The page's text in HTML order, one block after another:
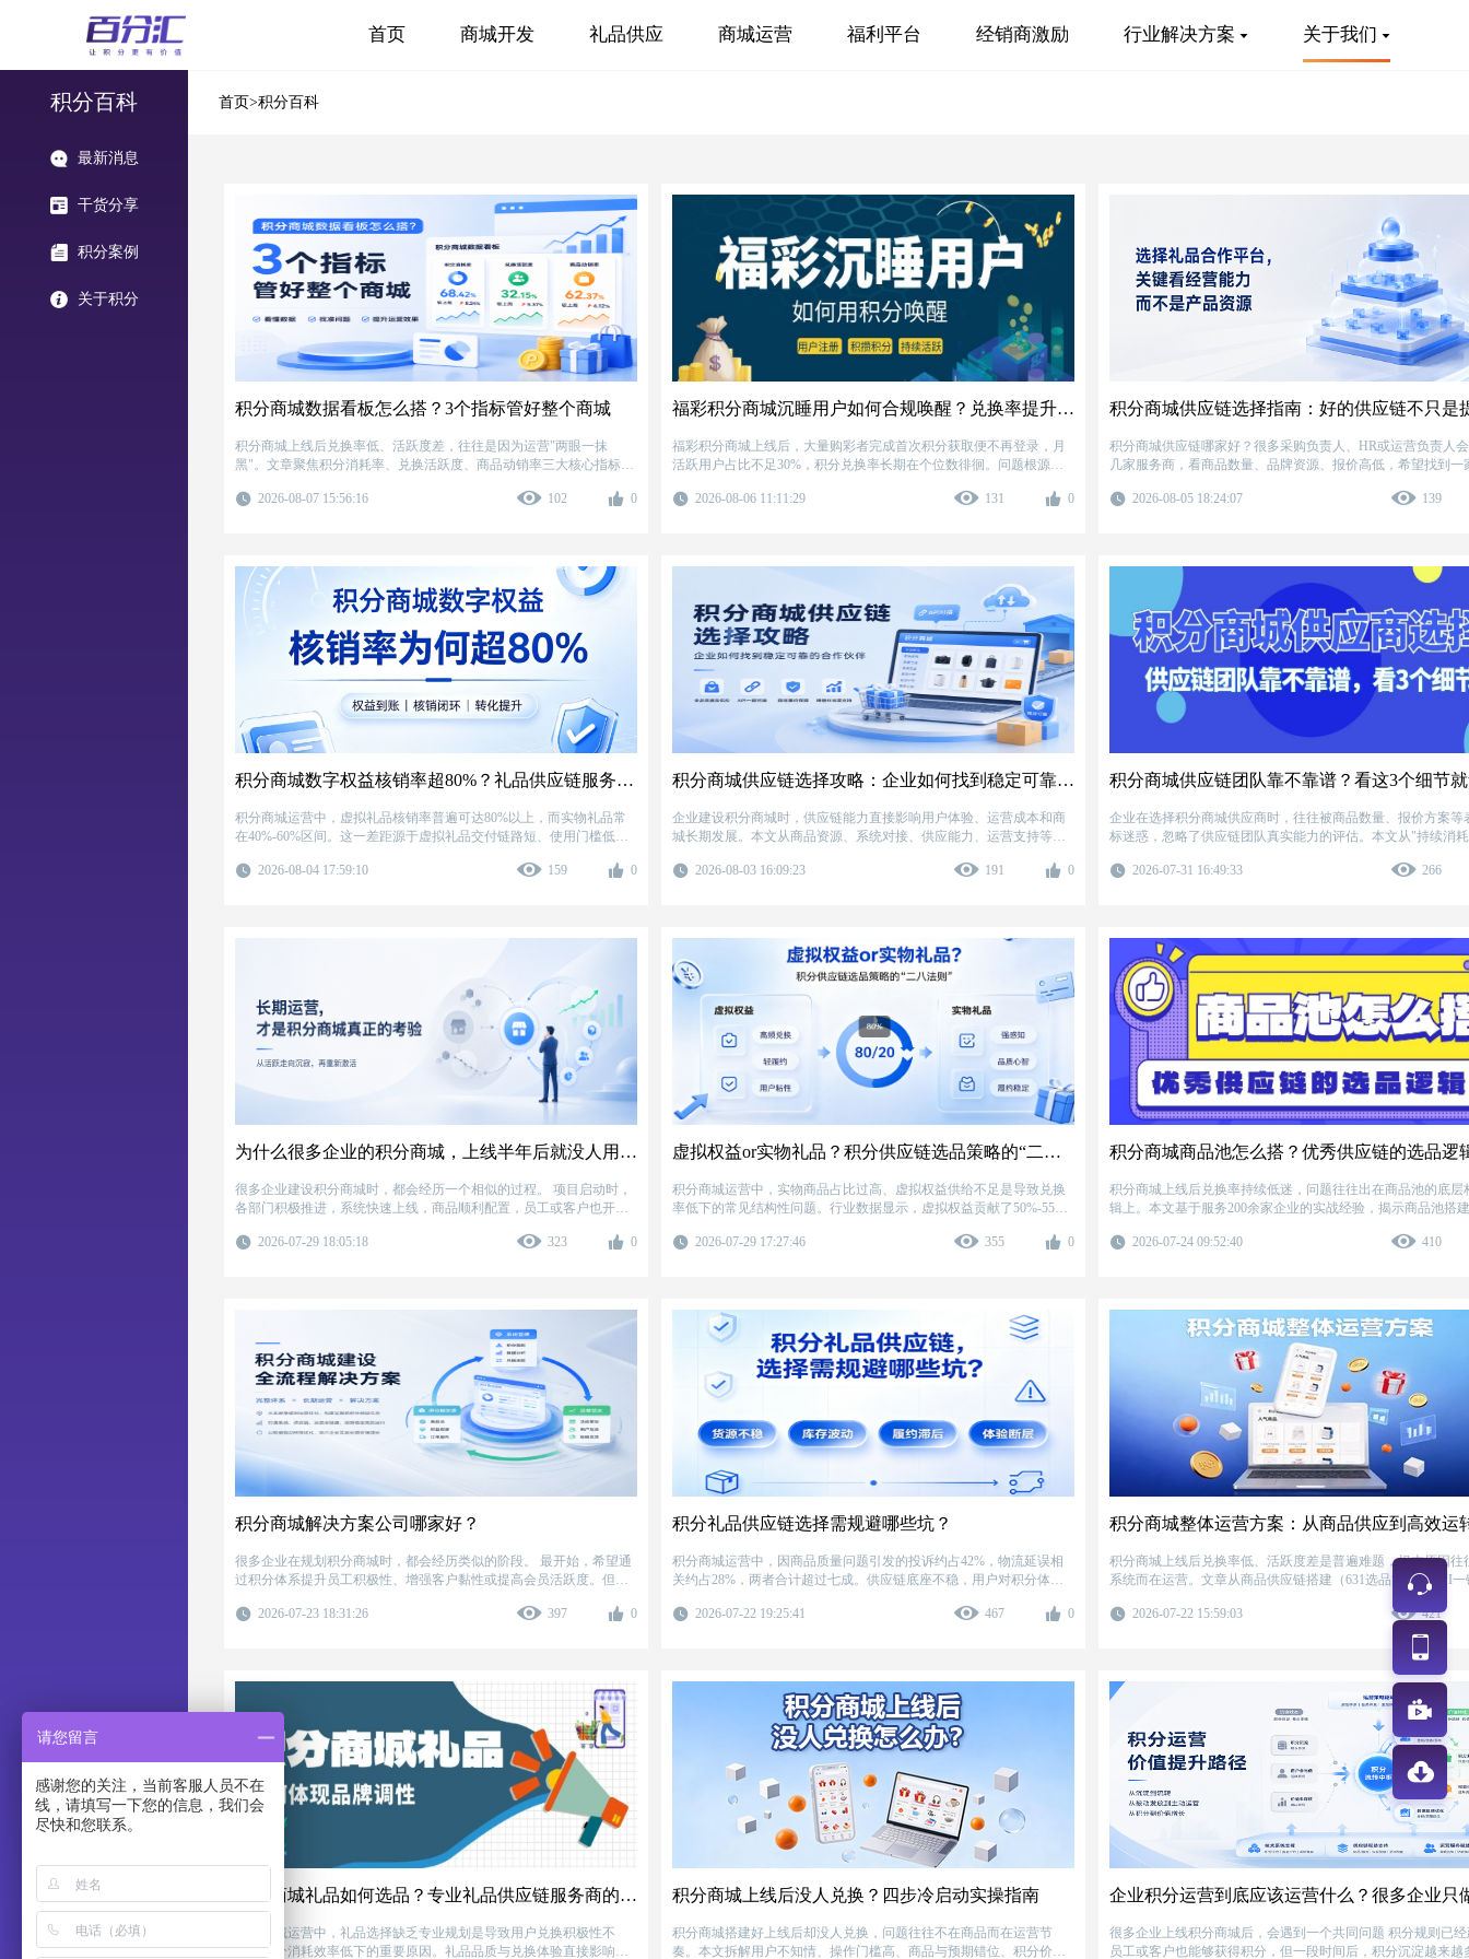
首页 商城开发 礼品供应 商城运营 福利平台 经销商激励 行业解决方案 关于我们
积分百科
最新消息
干货分享
积分案例
关于积分
首页>积分百科
积分商城数据看板怎么搭？3个指标管好整个商城
积分商城上线后兑换率低、活跃度差，往往是因为运营"两眼一抹
黑"。文章聚焦积分消耗率、兑换活跃度、商品动销率三大核心指标，
例，帮助企业搭建简单的数据看板，让积分运营有的放矢。
2026-08-07 15:56:16 102 0
福彩积分商城沉睡用户如何合规唤醒？兑换率提升路径解析
福彩积分商城上线后，大量购彩者完成首次积分获取便不再登录，月
活跃用户占比不足30%，积分兑换率长期在个位数徘徊。问题根源在
一困境，提出四条合规唤醒路径：商品供给做精细化匹配、用户分层
2026-08-06 11:11:29 131 0
积分商城供应链哪家好？很多采购负责人、HR或运营负责人
几家服务商，看商品数量、品牌资源、报价高低，希望找到一
2026-08-05 18:24:07
139
积分商城数字权益核销率超80%？礼品供应链服务商揭秘虚拟礼品选品逻辑
积分商城运营中，虚拟礼品核销率普遍可达80%以上，而实物礼品常
在40%-60%区间。这一差距源于虚拟礼品交付链路短、使用门槛低、
提出用户画像匹配、核销率优先级、利润成本平衡、合规稳定性四个
2026-08-04 17:59:10 159 0
积分商城供应链选择攻略：企业如何找到稳定可靠的合作伙伴
企业建设积分商城时，供应链能力直接影响用户体验、运营成本和商
城长期发展。本文从商品资源、系统对接、供应能力、运营支持等多
并结合行业实践总结有效筛选方法，帮助企业降低采购风险，提高积
2026-08-03 16:09:23 191 0
积分商城供应链团队靠不靠谱？看这3个细节
企业在选择积分商城供应商时，往往被商品数量、报价方案等
标迷惑，忽略了供应链团队真实能力的评估。本文从"持续消
务银行、保险、互联网等行业的实战案例与数据，提供一套可
2026-07-31 16:49:33 266
为什么很多企业的积分商城，上线半年后就没人用了？
很多企业建设积分商城时，都会经历一个相似的过程。 项目启动时，
各部门积极推进，系统快速上线，商品顺利配置，员工或客户也开始
的积极变化。
2026-07-29 18:05:18 323 0
虚拟权益or实物礼品？积分供应链选品策略的“二八法则”
积分商城运营中，实物商品占比过高、虚拟权益供给不足是导致兑换
率低下的常见结构性问题。行业数据显示，虚拟权益贡献了50%-55%
出“二八法则”——用20%的高价值实物建立“积分值钱”的认知，用80%
2026-07-29 17:27:46 355 0
积分商城商品池怎么搭？优秀供应链的选品逻
积分商城上线后兑换率持续低迷，问题往往出在商品池的底层
辑上。本文基于服务200余家企业的实战经验，揭示商品池搭
则”。通过分层选品策略与数据驱动模型，帮助企业将积分商
2026-07-24 09:52:40 410
积分商城解决方案公司哪家好？
很多企业在规划积分商城时，都会经历类似的阶段。 最开始，希望通
过积分体系提升员工积极性、增强客户黏性或提高会员活跃度。但真
单。2026-07-23 18:31:26 397 0
积分礼品供应链选择需规避哪些坑？
积分商城运营中，因商品质量问题引发的投诉约占42%，物流延误相
关约占28%，两者合计超过七成。供应链底座不稳，用户对积分体系
品品类单一、质量参差不齐、API对接复杂、系统安全性不足、只供货
2026-07-22 19:25:41 467 0
积分商城上线后兑换率低、活跃度差是普遍难题，根本原因往
系统而在运营。文章从商品供应链搭建（631选品法则、API一
接）、商城系统建设（品牌定制、三级等保、系统对接）、积
运营（冷启动四步法、分层精准触达）三大维度，结合连锁餐
兑换率从18%提升到52%的真实案例，提供一套可复制的整体
2026-07-22 15:59:03 421
积分商城礼品如何选品？专业礼品供应链服务商的选品指南
积分商城运营中，礼品选择缺乏专业规划是导致用户兑换积极性不
足、积分消耗效率低下的重要原因。礼品品质与兑换体验直接影响用
积分商城上线后没人兑换？四步冷启动实操指南
积分商城搭建好上线后却没人兑换，问题往往不在商品而在运营节
奏。本文拆解用户不知情、操作门槛高、商品与预期错位、积分价值
很多企业上线积分商城​后，会遇到一个共同问题 积分规则已经建立，
员工或客户也能够获得积分，但一段时间后，积分沉淀越来越
请您留言
感谢您的关注，当前客服人员不在
线，请填写一下您的信息，我们会
尽快和您联系。